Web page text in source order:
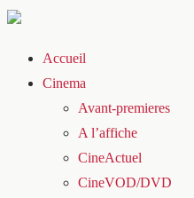
Accueil
Cinema
Avant-premieres
A l’affiche
CineActuel
CineVOD/DVD